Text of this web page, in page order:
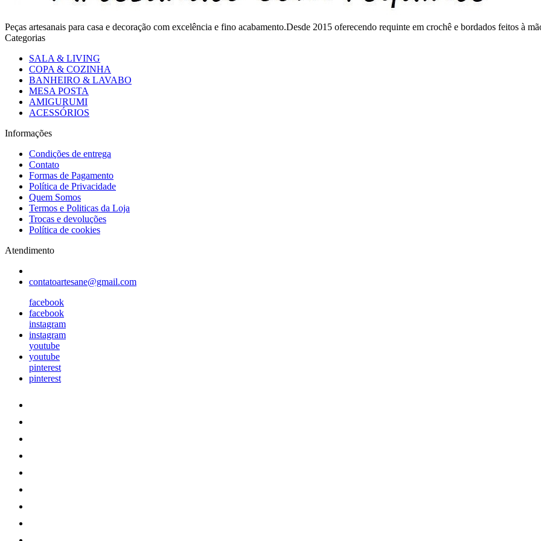
Peças artesanais para casa e decoração com excelência e fino acabamento.Desde 2015 oferecendo requinte em crochê e bordados feitos à
Categorias
SALA & LIVING
COPA & COZINHA
BANHEIRO & LAVABO
MESA POSTA
AMIGURUMI
ACESSÓRIOS
Informações
Condições de entrega
Contato
Formas de Pagamento
Política de Privacidade
Quem Somos
Termos e Politicas da Loja
Trocas e devoluções
Política de cookies
Atendimento
contatoartesane@gmail.com
facebook
facebook
instagram
instagram
youtube
youtube
pinterest
pinterest